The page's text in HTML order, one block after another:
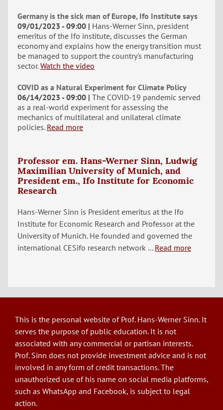
Germany is the sick man of Europe, Ifo Institute says
09/01/2023 - 09:00
Hans-Werner Sinn, president
emeritus of the Ifo institute, discusses the German
economy and explains how the energy transition must
be managed to support the country's manufacturing
sector. Watch the video
COVID as a Natural Experiment for Climate Policy
06/14/2023 - 09:00 The COVID-19 pandemic served
as a real-world experiment for assessing the
mechanics of multilateral and unilateral climate
policies. Read more
Professor em. Hans-Werner Sinn, Ludwig
Maximilian University of Munich, and
President em., Ifo Institute for Economic
Research
Hans-Werner Sinn is President emeritus at the Ifo
Institute for Economic Research and Professor at the
University of Munich. He founded and governed the
international CESifo research network ... Read more
This is the personal website of Prof. Hans-Werner Sinn. It
serves the purpose of public education. It is not
associated with any commercial or partisan interests.
Prof. Sinn does not provide investment advice and is not
involved in any form of credit transactions. The
unauthorized use of his name on social media platforms,
such as WhatsApp and Facebook, is subject to legal
action.